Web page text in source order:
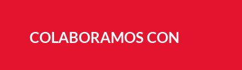
COLABORAMOS CON